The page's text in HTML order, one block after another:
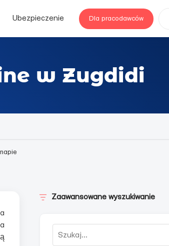
Ubezpieczenie Dla pracodawców
w Zugdidi
Zaawansowane wyszukiwanie